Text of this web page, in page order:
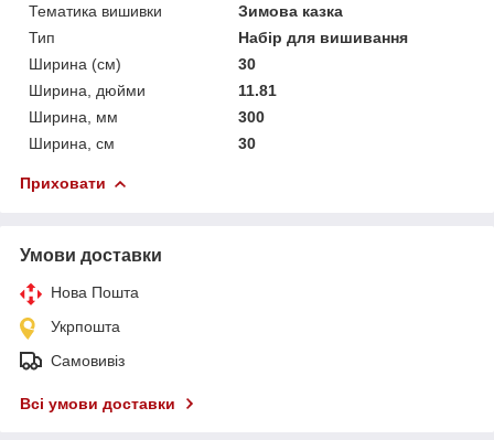
Тематика вишивки
Зимова казка
Тип
Набір для вишивання
Ширина (см)
30
Ширина, дюйми
11.81
Ширина, мм
300
Ширина, см
30
Приховати
Умови доставки
Нова Пошта
Укрпошта
Самовивіз
Всі умови доставки